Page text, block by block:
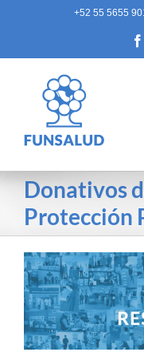
+52 55 5655
Donativos
Protección